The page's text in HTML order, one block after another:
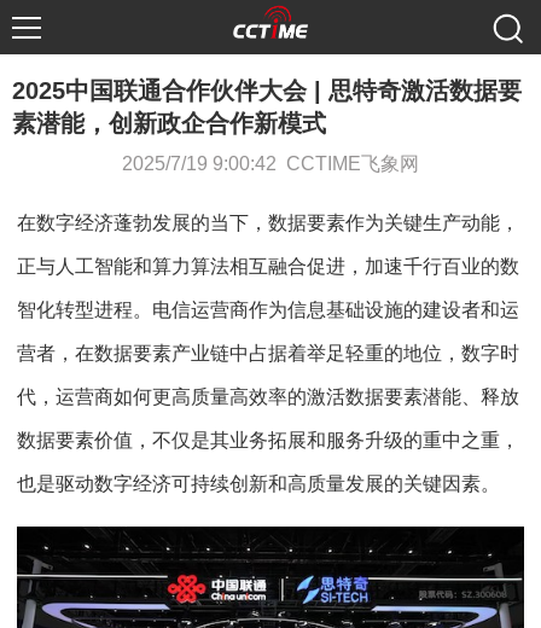
2025中国联通合作伙伴大会 | 思特奇激活数据要
素潜能，创新政企合作新模式
2025/7/19 9:00:42 CCTIME飞象网
在数字经济蓬勃发展的当下，数据要素作为关键生产动能，
正与人工智能和算力算法相互融合促进，加速千行百业的数
智化转型进程。电信运营商作为信息基础设施的建设者和运
营者，在数据要素产业链中占据着举足轻重的地位，数字时
代，运营商如何更高质量高效率的激活数据要素潜能、释放
数据要素价值，不仅是其业务拓展和服务升级的重中之重，
也是驱动数字经济可持续创新和高质量发展的关键因素。